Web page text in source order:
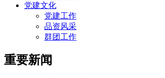
党建文化
党建工作
品资风采
群团工作
重要新闻